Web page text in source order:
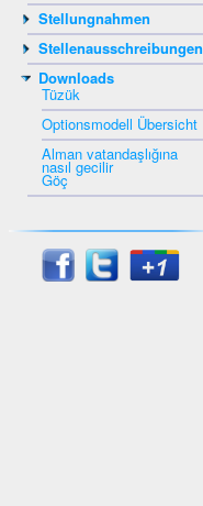
Stellungnahmen
Stellenausschreibungen
Downloads
Tüzük
Optionsmodell Übersicht
Alman vatandaşlığına
nasıl gecilir
Göç